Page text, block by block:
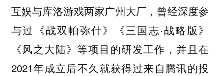
互娱与库洛游戏两家广州大厂，曾经深度参
与过《战双帕弥什》《三国志·战略版》
《风之大陆》等项目的研发工作，并且在
2021年成立后不久就获得过来自腾讯的投